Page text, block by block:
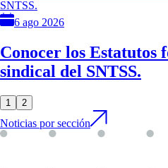
6 ago 2026
Conocer los Estatutos
sindical del SNTSS.
1 2
Noticias por sección